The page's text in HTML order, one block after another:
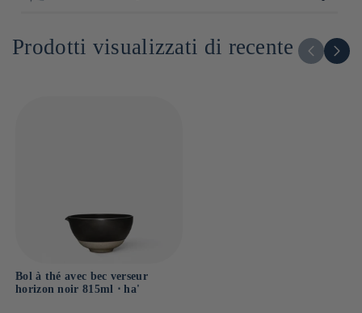
Prodotti visualizzati di recente
Bol à thé avec bec verseur
horizon noir 815ml ⋅ ha'